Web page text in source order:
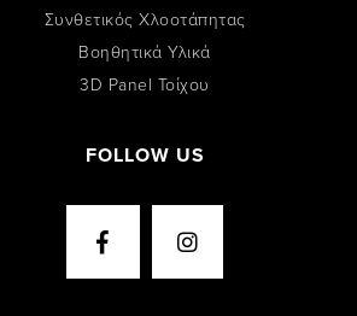
Συνθετικός Χλοοτάπητας
Βοηθητικά Υλικά
3D Panel Τοίχου
FOLLOW US